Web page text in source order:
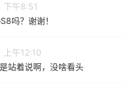
下午8:51
吗？谢谢！
上午12:10
站着说啊，没啥看头